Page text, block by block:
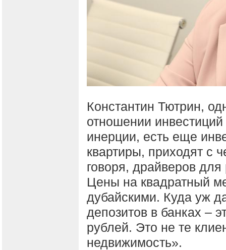
Константин Тютрин,
отношении
инерции, есть еще
квартиры, приходят с
говоря, драйверов
Цены на квадратный
дубайскими. Куда уж
депозитов в банках –
рублей. Это не те
недвижимость».